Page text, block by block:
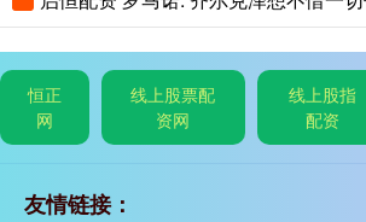
恒正
网
线上股票配
资网
线上股指
配资
友情链接：